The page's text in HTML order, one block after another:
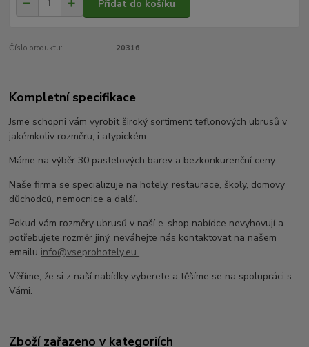
Přidat do košíku
Číslo produktu: 20316
Kompletní specifikace
Jsme schopni vám vyrobit široký sortiment teflonových ubrusů v
jakémkoliv rozměru, i atypickém
Máme na výběr 30 pastelových barev a bezkonkurenční ceny.
Naše firma se specializuje na hotely, restaurace, školy, domovy
důchodců, nemocnice a další.
Pokud vám rozměry ubrusů v naší e-shop nabídce nevyhovují a
potřebujete rozměr jiný, neváhejte nás kontaktovat na našem
emailu info@vseprohotely.eu
Věříme, že si z naší nabídky vyberete a těšíme se na spolupráci s
Vámi.
Zboží zařazeno v kategoriích